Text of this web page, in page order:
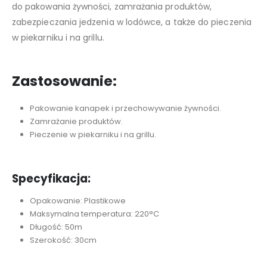
do pakowania żywności, zamrażania produktów,
zabezpieczania jedzenia w lodówce, a także do pieczenia
w piekarniku i na grillu.
Zastosowanie:
Pakowanie kanapek i przechowywanie żywności.
Zamrażanie produktów.
Pieczenie w piekarniku i na grillu.
Specyfikacja:
Opakowanie: Plastikowe
Maksymalna temperatura: 220°C
Długość: 50m
Szerokość: 30cm